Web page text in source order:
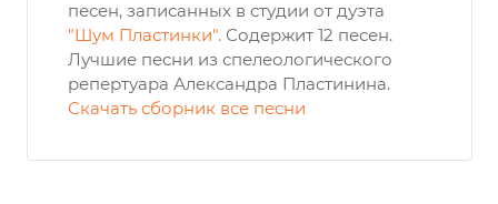
песен, записанных в студии от дуэта
"Шум Пластинки". Содержит 12 песен.
Лучшие песни из спелеологического
репертуара Александра Пластинина.
Скачать сборник все песни